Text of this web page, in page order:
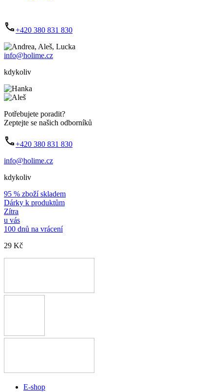
+420 380 831 830
info@holime.cz
kdykoliv
Potřebujete poradit?
Zeptejte se našich odborníků
+420 380 831 830
info@holime.cz
kdykoliv
95 % zboží skladem
Dárky k produktům
Zítra
u vás
100 dnů na vrácení
29 Kč
E-shop